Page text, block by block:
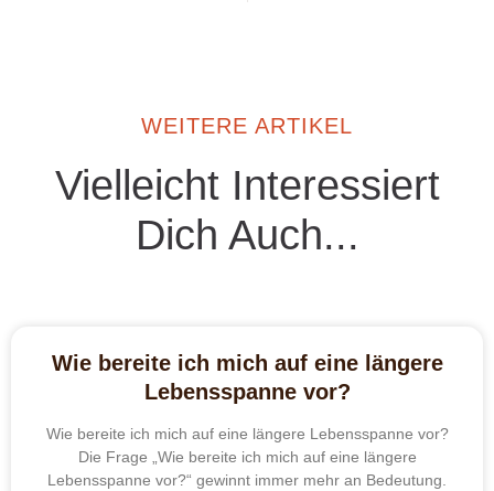
WEITERE ARTIKEL
Vielleicht Interessiert
Dich Auch...
Wie bereite ich mich auf eine längere
Lebensspanne vor?
Wie bereite ich mich auf eine längere Lebensspanne vor?
Die Frage „Wie bereite ich mich auf eine längere
Lebensspanne vor?“ gewinnt immer mehr an Bedeutung.